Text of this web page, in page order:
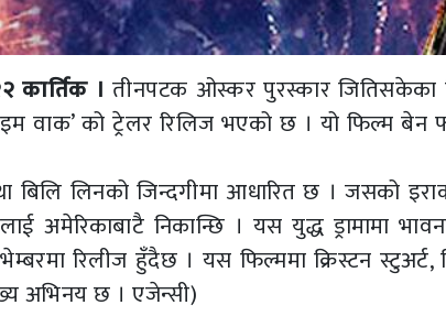
कार्तिक । तीनपटक ओस्कर पुरस्कार जितिसकेका
वाक’ को ट्रेलर रिलिज भएको छ । यो फिल्म
बिलि लिनको जिन्दगीमा आधारित छ । जसको
अमेरिकाबाटै निकान्छि । यस युद्ध ड्रामामा
रिलीज हुँदैछ । यस फिल्ममा क्रिस्टन स्टुअर्ट,
अभिनय छ । एजेन्सी)